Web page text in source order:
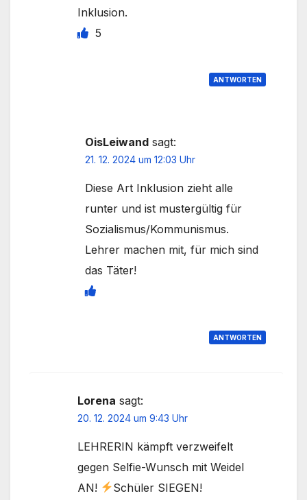
Inklusion.
5
ANTWORTEN
OisLeiwand sagt:
21. 12. 2024 um 12:03 Uhr
Diese Art Inklusion zieht alle
runter und ist mustergültig für
Sozialismus/Kommunismus.
Lehrer machen mit, für mich sind
das Täter!
ANTWORTEN
Lorena sagt:
20. 12. 2024 um 9:43 Uhr
LEHRERIN kämpft verzweifelt
gegen Selfie-Wunsch mit Weidel
AN!
Schüler SIEGEN!